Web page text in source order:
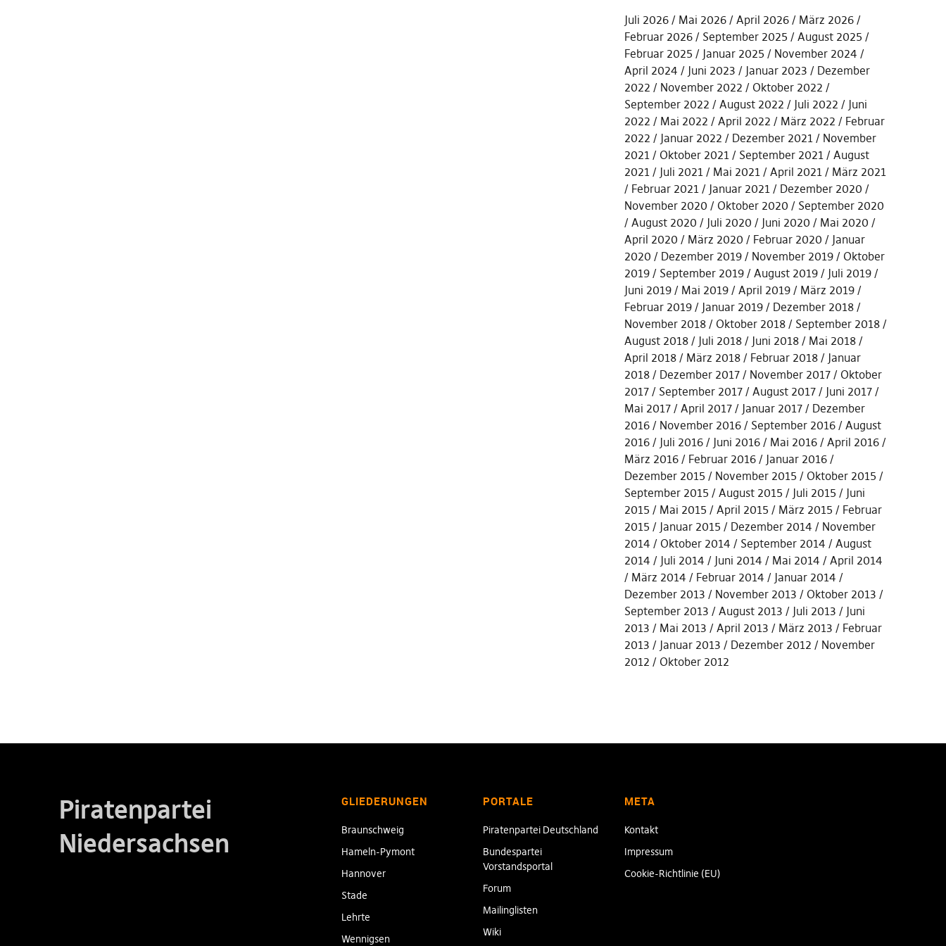
Juli 2026 Mai 2026 April 2026
März 2026
Februar 2026
September 2025
August 2025
Februar 2025
Januar 2025
November 2024
April 2024
Juni 2023 Januar 2023
Dezember
2022
November 2022
Oktober 2022
September 2022
August 2022 Juli 2022
Juni
2022
Mai 2022 April 2022 März 2022
Februar
2022
Januar 2022 Dezember 2021
November
2021
Oktober 2021 September 2021
August
2021
Juli 2021 Mai 2021 April 2021
März 2021
Februar 2021
Januar 2021
Dezember 2020
November 2020
Oktober 2020
September 2020
August 2020
Juli 2020 Juni 2020
Mai 2020
April 2020
März 2020 Februar 2020
Januar
2020
Dezember 2019 November 2019
Oktober
2019
September 2019 August 2019
Juli 2019
Juni 2019
Mai 2019 April 2019
März 2019
Februar 2019
Januar 2019
Dezember 2018
November 2018
Oktober 2018
September 2018
August 2018
Juli 2018 Juni 2018
Mai 2018
April 2018
März 2018 Februar 2018
Januar
2018
Dezember 2017 November 2017
Oktober
2017
September 2017 August 2017
Juni 2017
Mai 2017
April 2017 Januar 2017
Dezember
2016
November 2016 September 2016
August
2016
Juli 2016 Juni 2016 Mai 2016
April 2016
März 2016
Februar 2016
Januar 2016
Dezember 2015
November 2015
Oktober 2015
September 2015
August 2015 Juli 2015
Juni
2015
Mai 2015 April 2015 März 2015
Februar
2015
Januar 2015 Dezember 2014
November
2014
Oktober 2014 September 2014
August
2014
Juli 2014 Juni 2014 Mai 2014
April 2014
März 2014
Februar 2014
Januar 2014
Dezember 2013
November 2013
Oktober 2013
September 2013
August 2013 Juli 2013
Juni
2013
Mai 2013 April 2013 März 2013
Februar
2013
Januar 2013 Dezember 2012
November
2012
Oktober 2012
Piratenpartei
Niedersachsen
GLIEDERUNGEN
Braunschweig
Hameln-Pymont
Hannover
Stade
Lehrte
Wennigsen
PORTALE
Piratenpartei Deutschland
Bundespartei
Vorstandsportal
Forum
Mailinglisten
Wiki
META
Kontakt
Impressum
Cookie-Richtlinie (EU)